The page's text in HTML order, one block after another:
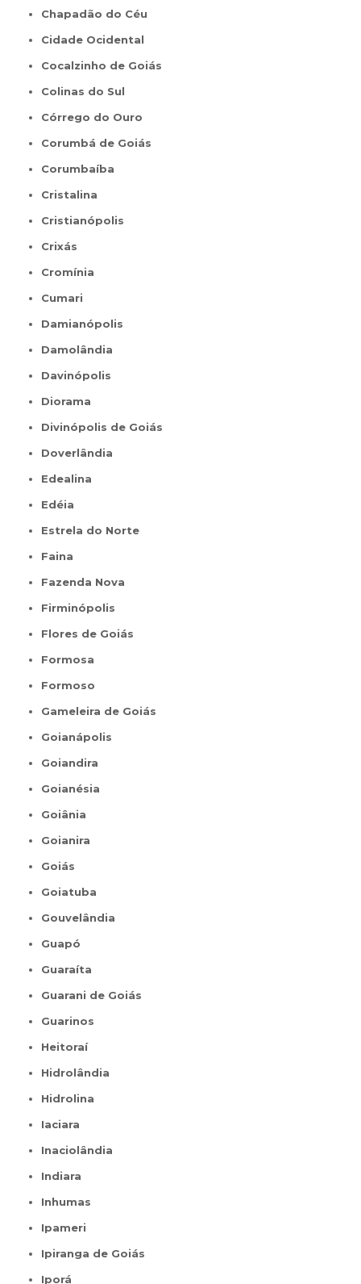
Chapadão do Céu
Cidade Ocidental
Cocalzinho de Goiás
Colinas do Sul
Córrego do Ouro
Corumbá de Goiás
Corumbaíba
Cristalina
Cristianópolis
Crixás
Cromínia
Cumari
Damianópolis
Damolândia
Davinópolis
Diorama
Divinópolis de Goiás
Doverlândia
Edealina
Edéia
Estrela do Norte
Faina
Fazenda Nova
Firminópolis
Flores de Goiás
Formosa
Formoso
Gameleira de Goiás
Goianápolis
Goiandira
Goianésia
Goiânia
Goianira
Goiás
Goiatuba
Gouvelândia
Guapó
Guaraíta
Guarani de Goiás
Guarinos
Heitoraí
Hidrolândia
Hidrolina
Iaciara
Inaciolândia
Indiara
Inhumas
Ipameri
Ipiranga de Goiás
Iporá